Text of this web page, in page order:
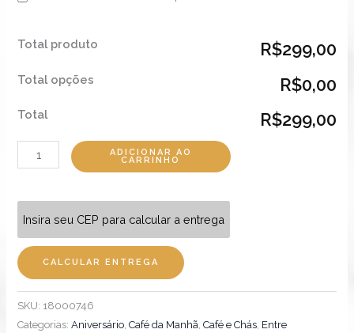
Total produto R$299,00
Total opções R$0,00
Total R$299,00
ADICIONAR AO
CARRINHO
Insira seu CEP para calcular a entrega
CALCULAR ENTREGA
SKU: 18000746
Categorias:Aniversário,Café da Manhã,Café e Chás, Entre